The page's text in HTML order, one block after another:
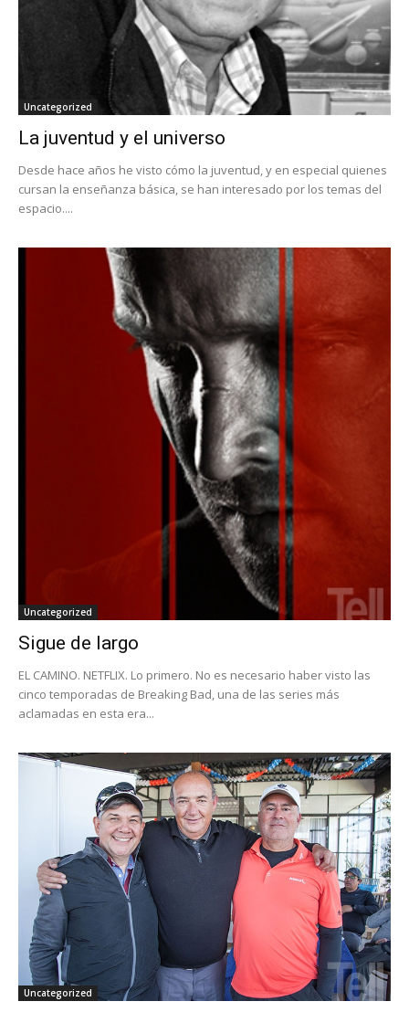
Uncategorized
La juventud y el universo
Desde hace años he visto cómo la juventud, y en especial quienes
cursan la enseñanza básica, se han interesado por los temas del
espacio....
Uncategorized
Sigue de largo
EL CAMINO. NETFLIX. Lo primero. No es necesario haber visto las
cinco temporadas de Breaking Bad, una de las series más
aclamadas en esta era...
Uncategorized